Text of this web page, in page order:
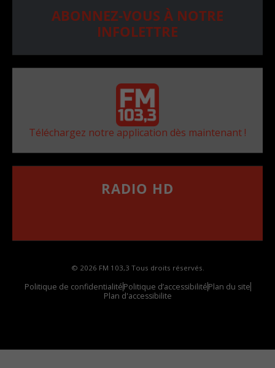
ABONNEZ-VOUS À NOTRE
INFOLETTRE
Téléchargez notre application dès maintenant !
RADIO HD
© 2026 FM 103,3 Tous droits réservés.
Politique de confidentialitéPolitique d’accessibilitéPlan du site
Plan d'accessibilite